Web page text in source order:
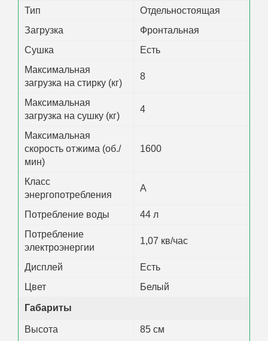
Тип
Отдельностоящая
Загрузка
Фронтальная
Сушка
Есть
Максимальная
загрузка на стирку (кг)
8
Максимальная
загрузка на сушку (кг)
4
Максимальная
скорость отжима (об./
мин)
1600
Класс
энергопотребления
А
Потребление воды
44 л
Потребление
электроэнергии
1,07 кв/час
Дисплей
Есть
Цвет
Белый
Габариты
Высота 85 см